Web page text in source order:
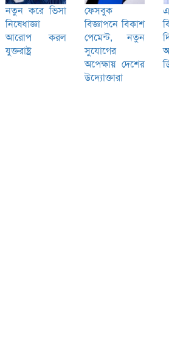
নতুন করে ভিসা
নিষেধাজ্ঞা
আরোপ করল
যুক্তরাষ্ট্র
ফেসবুক
বিজ্ঞাপনে বিকাশ
পেমেন্ট, নতুন
সুযোগের
অপেক্ষায় দেশের
উদ্যোক্তারা